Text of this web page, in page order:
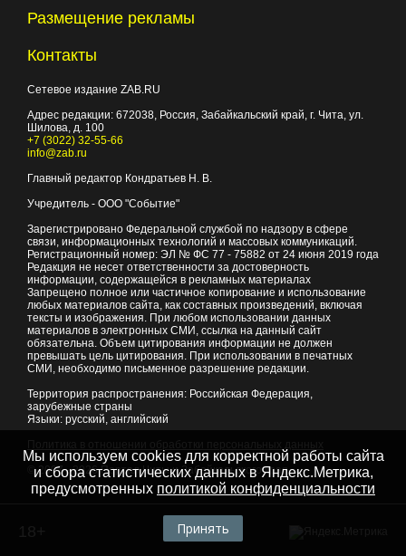
Размещение рекламы
Контакты
Сетевое издание ZAB.RU
Адрес редакции: 672038, Россия, Забайкальский край, г. Чита, ул.
Шилова, д. 100
+7 (3022) 32-55-66
info@zab.ru
Главный редактор Кондратьев Н. В.
Учредитель - ООО "Событие"
Зарегистрировано Федеральной службой по надзору в сфере
связи, информационных технологий и массовых коммуникаций.
Регистрационный номер: ЭЛ № ФС 77 - 75882 от 24 июня 2019 года
Редакция не несет ответственности за достоверность
информации, содержащейся в рекламных материалах
Запрещено полное или частичное копирование и использование
любых материалов сайта, как составных произведений, включая
тексты и изображения. При любом использовании данных
материалов в электронных СМИ, ссылка на данный сайт
обязательна. Объем цитирования информации не должен
превышать цель цитирования. При использовании в печатных
СМИ, необходимо письменное разрешение редакции.
Территория распространения: Российская Федерация,
зарубежные страны
Языки: русский, английский
© 2007 - 2026Портал Читы и Забайкальского края
Мы используем cookies для корректной работы сайта
и сбора статистических данных в Яндекс.Метрика,
предусмотренных политикой конфиденциальности
Принять